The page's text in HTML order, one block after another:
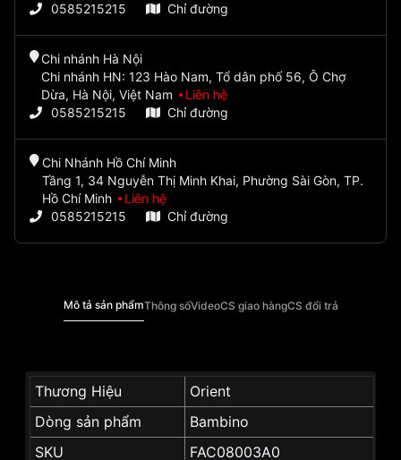
0585215215
Chỉ đường
Chi nhánh Hà Nội
Chi nhánh HN: 123 Hào Nam, Tổ dân phố 56, Ô Chợ
Dừa, Hà Nội, Việt Nam
Liên hệ
0585215215
Chỉ đường
Chi Nhánh Hồ Chí Minh
Tầng 1, 34 Nguyễn Thị Minh Khai, Phường Sài Gòn, TP.
Hồ Chí Minh
Liên hệ
0585215215
Chỉ đường
Mô tả sản phẩmThông sốVideoCS giao hàngCS đổi trả
Thương Hiệu
Orient
Dòng sản phẩm
Bambino
SKU
FAC08003A0